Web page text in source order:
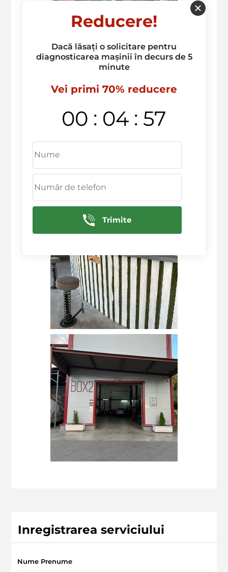
Inregistrarea serviciului
Nume Prenume
Reducere!
Dacă lăsați o solicitare pentru
diagnosticarea mașinii în decurs de 5
minute
Vei primi 70% reducere
00 : 04 : 57
Trimite